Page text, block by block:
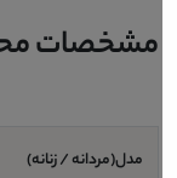
مشخصات
مدل(مردانه / زنانه)